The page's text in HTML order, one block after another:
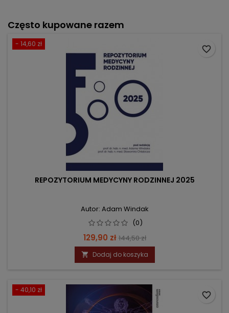
Często kupowane razem
- 14,60 zł
REPOZYTORIUM MEDYCYNY RODZINNEJ 2025
Autor: Adam Windak
(0)
Cena
129,90 zł Cena
podstawowa
144,50 zł
 Dodaj do koszyka
favorite_border
- 40,10 zł
favorite_border